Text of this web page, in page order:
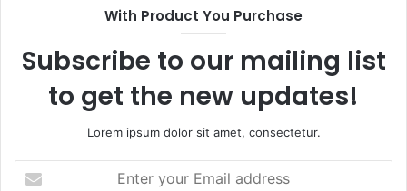
With Product You Purchase
Subscribe to our mailing list
to get the new updates!
Lorem ipsum dolor sit amet, consectetur.
your